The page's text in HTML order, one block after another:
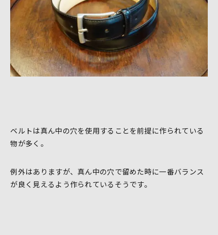
ベルトは真ん中の穴を使用することを前提に作られている
物が多く。
例外はありますが、真ん中の穴で留めた時に一番バランス
が良く見えるよう作られているそうです。